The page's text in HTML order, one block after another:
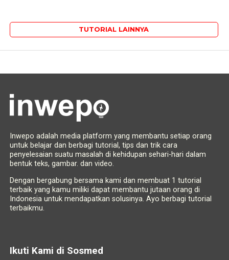
TUTORIAL LAINNYA
Inwepo adalah media platform yang membantu setiap orang
untuk belajar dan berbagi tutorial, tips dan trik cara
penyelesaian suatu masalah di kehidupan sehari-hari dalam
bentuk teks, gambar. dan video.
Dengan bergabung bersama kami dan membuat 1 tutorial
terbaik yang kamu miliki dapat membantu jutaan orang di
Indonesia untuk mendapatkan solusinya. Ayo berbagi tutorial
terbaikmu.
Ikuti Kami di Sosmed